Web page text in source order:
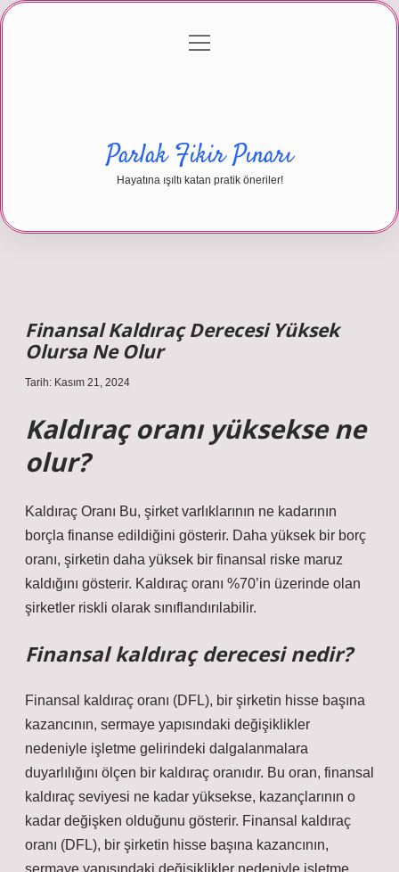
Gizlilik Politikası
menüyü
Parlak Fikir Pınarı
Hayatına ışıltı katan pratik öneriler!
Finansal Kaldıraç Derecesi Yüksek
Olursa Ne Olur
Tarih: Kasım 21, 2024
Kaldıraç oranı yüksekse ne
olur?
Kaldıraç Oranı Bu, şirket varlıklarının ne kadarının
borçla finanse edildiğini gösterir. Daha yüksek bir borç
oranı, şirketin daha yüksek bir finansal riske maruz
kaldığını gösterir. Kaldıraç oranı %70’in üzerinde olan
şirketler riskli olarak sınıflandırılabilir.
Finansal kaldıraç derecesi nedir?
Finansal kaldıraç oranı (DFL), bir şirketin hisse başına
kazancının, sermaye yapısındaki değişiklikler
nedeniyle işletme gelirindeki dalgalanmalara
duyarlılığını ölçen bir kaldıraç oranıdır. Bu oran, finansal
kaldıraç seviyesi ne kadar yüksekse, kazançlarının o
kadar değişken olduğunu gösterir. Finansal kaldıraç
oranı (DFL), bir şirketin hisse başına kazancının,
sermaye yapısındaki değişiklikler nedeniyle işletme